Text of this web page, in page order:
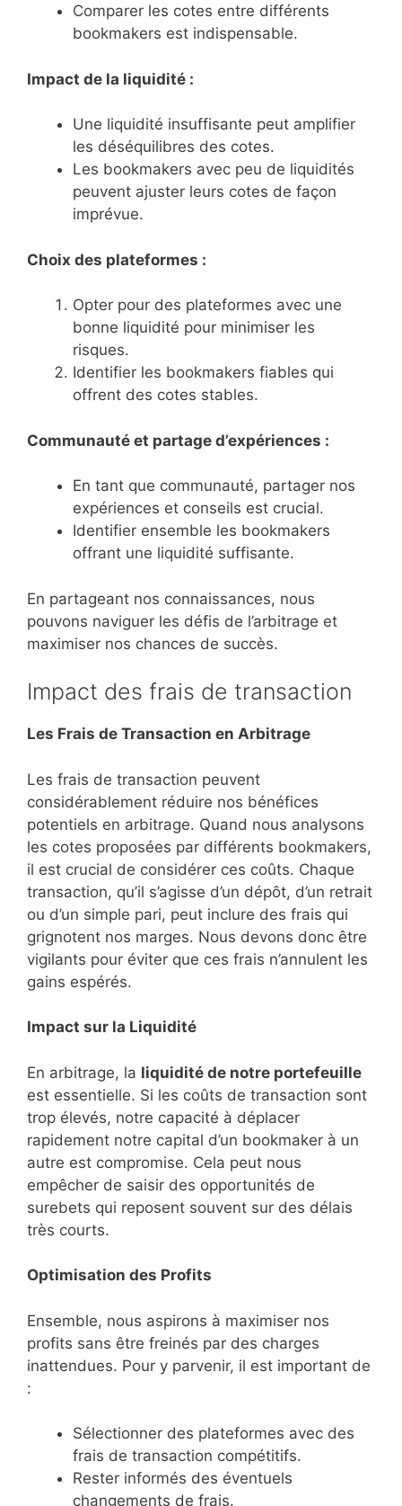
Comparer les cotes entre différents
bookmakers est indispensable.
Impact de la liquidité :
Une liquidité insuffisante peut amplifier
les déséquilibres des cotes.
Les bookmakers avec peu de liquidités
peuvent ajuster leurs cotes de façon
imprévue.
Choix des plateformes :
Opter pour des plateformes avec une
bonne liquidité pour minimiser les
risques.
Identifier les bookmakers fiables qui
offrent des cotes stables.
Communauté et partage d’expériences :
En tant que communauté, partager nos
expériences et conseils est crucial.
Identifier ensemble les bookmakers
offrant une liquidité suffisante.
En partageant nos connaissances, nous
pouvons naviguer les défis de l’arbitrage et
maximiser nos chances de succès.
Impact des frais de transaction
Les Frais de Transaction en Arbitrage
Les frais de transaction peuvent
considérablement réduire nos bénéfices
potentiels en arbitrage. Quand nous analysons
les cotes proposées par différents bookmakers,
il est crucial de considérer ces coûts. Chaque
transaction, qu’il s’agisse d’un dépôt, d’un retrait
ou d’un simple pari, peut inclure des frais qui
grignotent nos marges. Nous devons donc être
vigilants pour éviter que ces frais n’annulent les
gains espérés.
Impact sur la Liquidité
En arbitrage, la liquidité de notre portefeuille
est essentielle. Si les coûts de transaction sont
trop élevés, notre capacité à déplacer
rapidement notre capital d’un bookmaker à un
autre est compromise. Cela peut nous
empêcher de saisir des opportunités de
surebets qui reposent souvent sur des délais
très courts.
Optimisation des Profits
Ensemble, nous aspirons à maximiser nos
profits sans être freinés par des charges
inattendues. Pour y parvenir, il est important de
:
Sélectionner des plateformes avec des
frais de transaction compétitifs.
Rester informés des éventuels
changements de frais.